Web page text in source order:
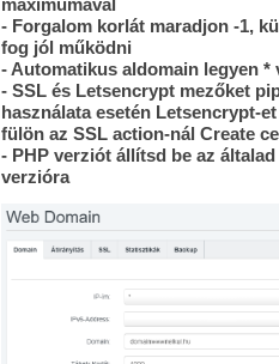
maximumával
- Forgalom korlát maradjon -1,
fog jól működni
- Automatikus aldomain legyen *
- SSL és Letsencrypt mezőket
használata esetén Letsencrypt-
fülön az SSL action-nál Create
- PHP verziót állítsd be az
verzióra